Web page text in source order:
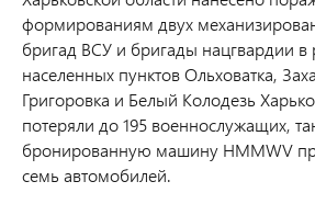
формированиям двух
бригад ВСУ и бригады нацгвардии в
населенных пунктов Ольховатка,
Григоровка и Белый Колодезь
потеряли до 195 военнослужащих,
бронированную машину HMMWV
семь автомобилей.